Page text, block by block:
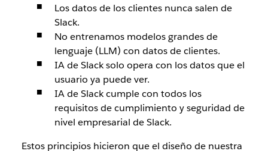
Los datos de los clientes nunca salen de
Slack.
No entrenamos modelos grandes de
lenguaje (LLM) con datos de clientes.
IA de Slack solo opera con los datos que el
usuario ya puede ver.
IA de Slack cumple con todos los
requisitos de cumplimiento y seguridad de
nivel empresarial de Slack.
Estos principios hicieron que el diseño de nuestra